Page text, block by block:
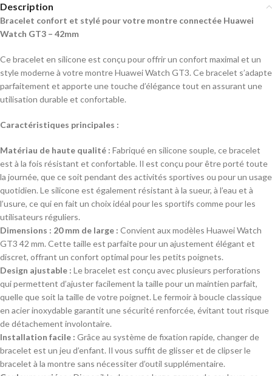
Description
Bracelet confort et stylé pour votre montre connectée Huawei
Watch GT3 – 42mm
Ce bracelet en silicone est conçu pour offrir un confort maximal et un
style moderne à votre montre Huawei Watch GT3. Ce bracelet s’adapte
parfaitement et apporte une touche d’élégance tout en assurant une
utilisation durable et confortable.
Caractéristiques principales :
Matériau de haute qualité : Fabriqué en silicone souple, ce bracelet
est à la fois résistant et confortable. Il est conçu pour être porté toute
la journée, que ce soit pendant des activités sportives ou pour un usage
quotidien. Le silicone est également résistant à la sueur, à l’eau et à
l’usure, ce qui en fait un choix idéal pour les sportifs comme pour les
utilisateurs réguliers.
Dimensions : 20 mm de large : Convient aux modèles Huawei Watch
GT3 42 mm. Cette taille est parfaite pour un ajustement élégant et
discret, offrant un confort optimal pour les petits poignets.
Design ajustable : Le bracelet est conçu avec plusieurs perforations
qui permettent d’ajuster facilement la taille pour un maintien parfait,
quelle que soit la taille de votre poignet. Le fermoir à boucle classique
en acier inoxydable garantit une sécurité renforcée, évitant tout risque
de détachement involontaire.
Installation facile : Grâce au système de fixation rapide, changer de
bracelet est un jeu d’enfant. Il vous suffit de glisser et de clipser le
bracelet à la montre sans nécessiter d’outil supplémentaire.